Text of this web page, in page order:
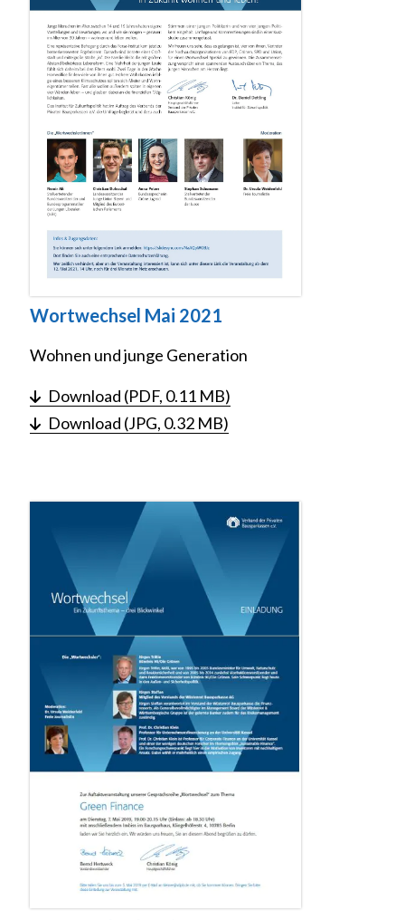
Wortwechsel Mai 2021
Wohnen und junge Generation
Download (PDF, 0.11 MB)
Download (JPG, 0.32 MB)